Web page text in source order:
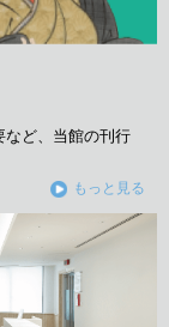
など、当館の刊行
もっと見る